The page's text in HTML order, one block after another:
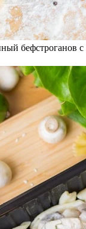
бефстроганов с